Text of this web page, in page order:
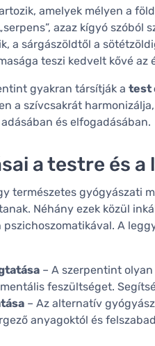
amelyek mélyen a
azaz kígyó szóból
a sárgászöldtől a
teszi kedvelt kővé az
gyakran társítják a test
a szívcsakrát
és elfogadásában.
a testre és a
természetes gyógyászati
Néhány ezek közül
A
– A szerpentint
feszültséget.
– Az alternatív
anyagoktól és